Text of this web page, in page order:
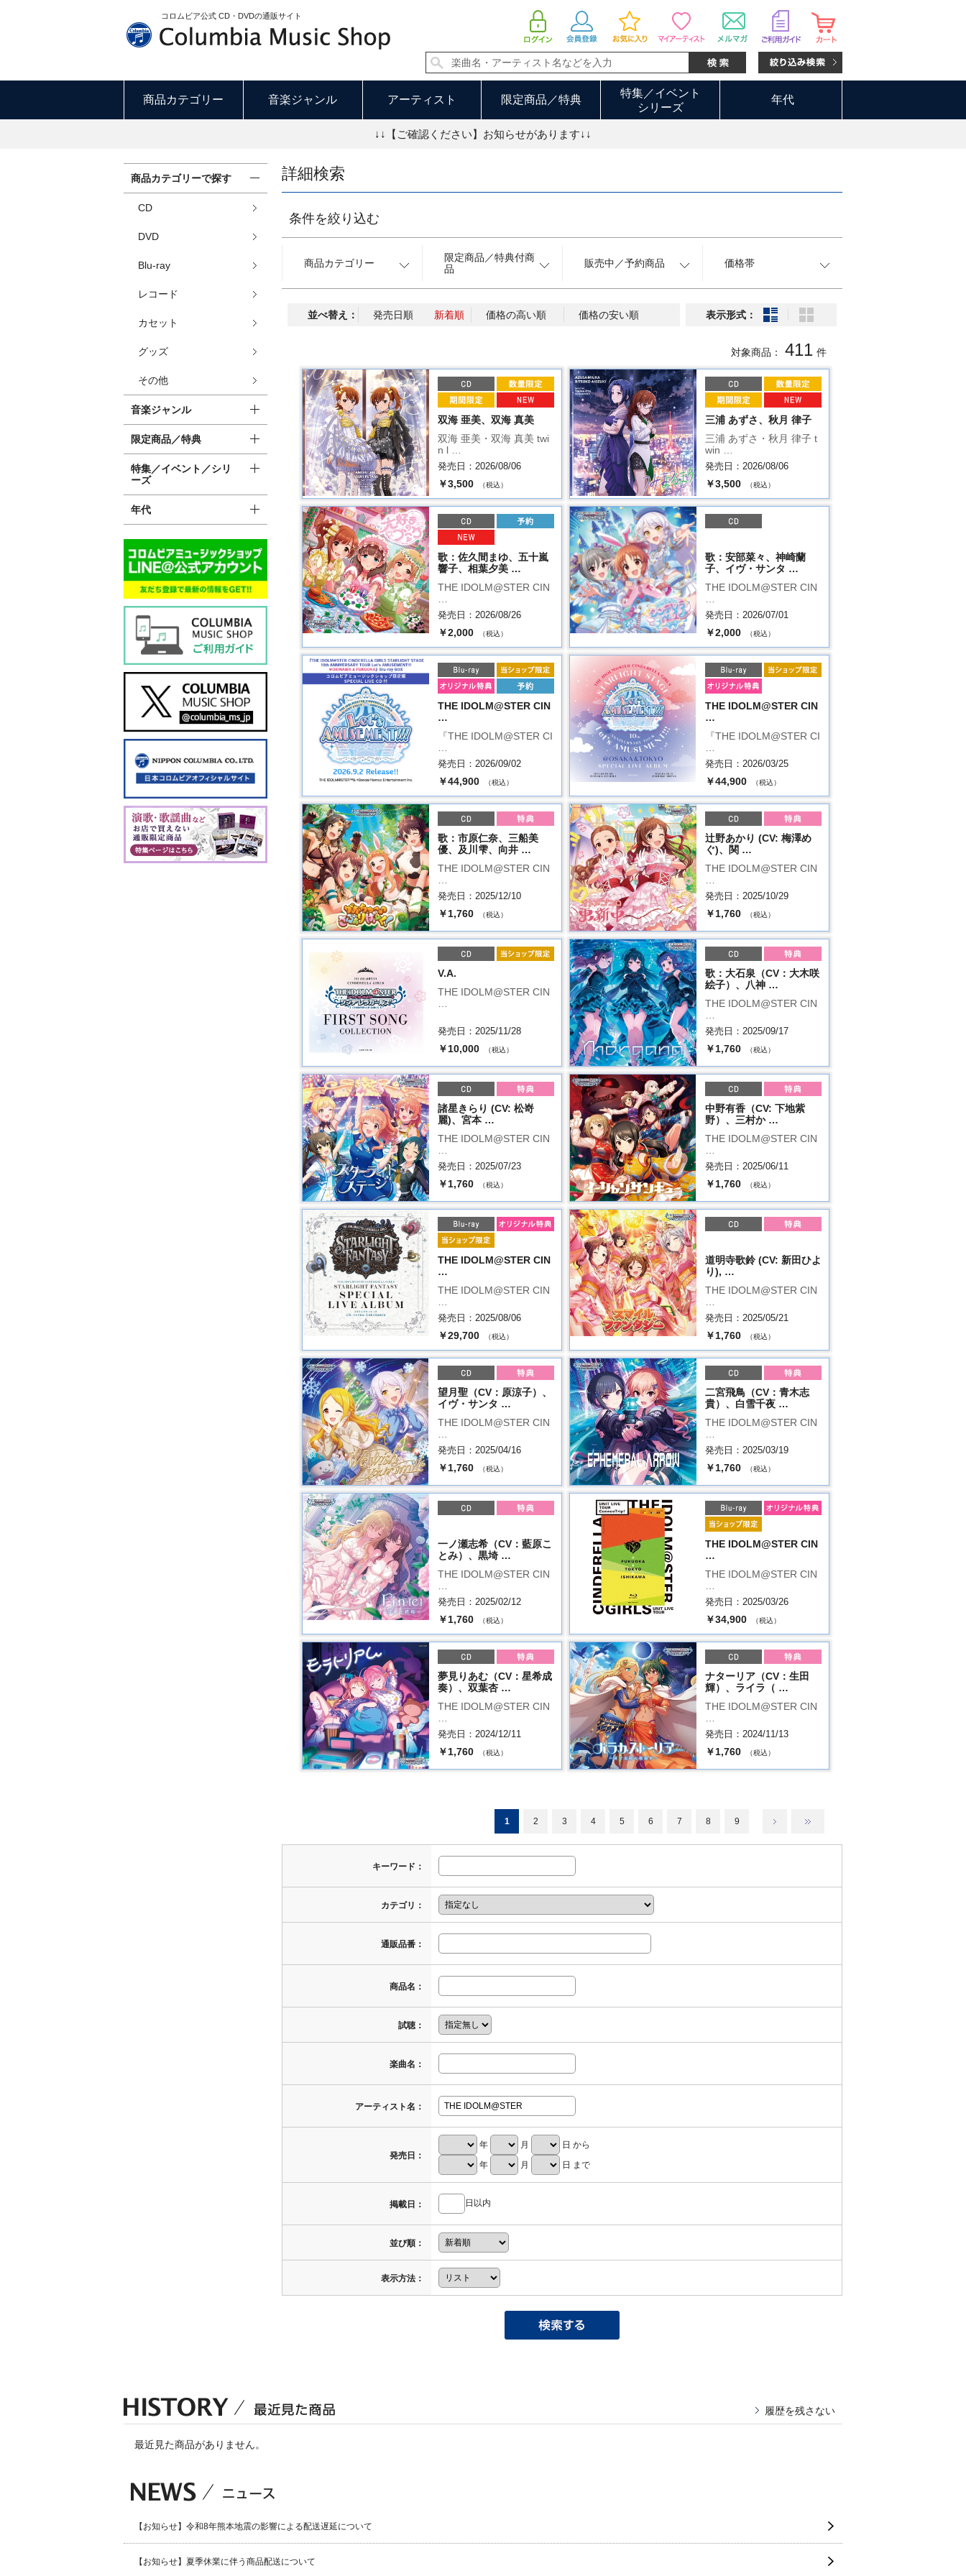
コロムビア公式 CD・DVDの通販サイト
商品カテゴリー 音楽ジャンル アーティスト 限定商品／特典
特集／イベント
シリーズ
年代
↓↓【ご確認ください】お知らせがあります↓↓
詳細検索
条件を絞り込む
商品カテゴリー
限定商品／特典付商
品
販売中／予約商品 価格帯
並べ替え： 発売日順 新着順 価格の高い順 価格の安い順 表示形式：
対象商品： 411 件
双海 亜美、双海 真美
双海 亜美・双海 真美 twi
n l …
発売日：2026/08/06
￥3,500 （税込）
三浦 あずさ、秋月 律子
三浦 あずさ・秋月 律子 t
win …
発売日：2026/08/06
￥3,500 （税込）
歌：佐久間まゆ、五十嵐
響子、相葉夕美 …
THE IDOLM@STER CIN
発売日：2026/08/26
￥2,000 （税込）
歌：安部菜々、神崎蘭
子、イヴ・サンタ …
THE IDOLM@STER CIN
発売日：2026/07/01
￥2,000 （税込）
THE IDOLM@STER CIN
…
『THE IDOLM@STER CI
発売日：2026/09/02
￥44,900 （税込）
THE IDOLM@STER CIN
…
『THE IDOLM@STER CI
発売日：2026/03/25
￥44,900 （税込）
歌：市原仁奈、三船美
優、及川雫、向井 …
THE IDOLM@STER CIN
発売日：2025/12/10
￥1,760 （税込）
辻野あかり (CV: 梅澤め
ぐ)、関 …
THE IDOLM@STER CIN
発売日：2025/10/29
￥1,760 （税込）
V.A.
THE IDOLM@STER CIN
発売日：2025/11/28
￥10,000 （税込）
歌：大石泉（CV：大木咲
絵子）、八神 …
THE IDOLM@STER CIN
発売日：2025/09/17
￥1,760 （税込）
諸星きらり (CV: 松嵜
麗)、宮本 …
THE IDOLM@STER CIN
発売日：2025/07/23
￥1,760 （税込）
中野有香（CV: 下地紫
野）、三村か …
THE IDOLM@STER CIN
発売日：2025/06/11
￥1,760 （税込）
THE IDOLM@STER CIN
…
THE IDOLM@STER CIN
発売日：2025/08/06
￥29,700 （税込）
道明寺歌鈴 (CV: 新田ひよ
り), …
THE IDOLM@STER CIN
発売日：2025/05/21
￥1,760 （税込）
望月聖（CV：原涼子）、
イヴ・サンタ …
THE IDOLM@STER CIN
発売日：2025/04/16
￥1,760 （税込）
二宮飛鳥（CV：青木志
貴）、白雪千夜 …
THE IDOLM@STER CIN
発売日：2025/03/19
￥1,760 （税込）
一ノ瀬志希（CV：藍原こ
とみ）、黒埼 …
THE IDOLM@STER CIN
発売日：2025/02/12
￥1,760 （税込）
THE IDOLM@STER CIN
…
THE IDOLM@STER CIN
発売日：2025/03/26
￥34,900 （税込）
夢見りあむ（CV：星希成
奏）、双葉杏 …
THE IDOLM@STER CIN
発売日：2024/12/11
￥1,760 （税込）
ナターリア（CV：生田
輝）、ライラ（ …
THE IDOLM@STER CIN
発売日：2024/11/13
￥1,760 （税込）
1 2 3 4 5 6 7 8 9
キーワード：
カテゴリ：
通販品番：
商品名：
試聴：
楽曲名：
アーティスト名：
発売日：
年 月
日 から
年
月 日 まで
掲載日： 日以内
並び順：
表示方法：
商品カテゴリーで探す
CD
DVD
Blu-ray
レコード
カセット
グッズ
その他
音楽ジャンル
限定商品／特典
特集／イベント／シリ
ーズ
年代
最近見た商品がありません。
履歴を残さない
【お知らせ】令和8年熊本地震の影響による配送遅延について
【お知らせ】夏季休業に伴う商品配送について